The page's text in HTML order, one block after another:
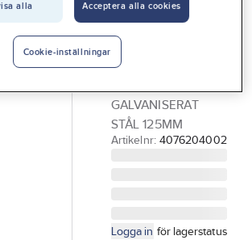
FLEXIT
Böj 30°, Flexit
BÖJ MED
PACKNING 30°
GALVANISERAT
STÅL 125MM
Artikelnr: 4076204002
Logga in för lagerstatus
alla Acceptera alla cookies
Cookie-inställningar